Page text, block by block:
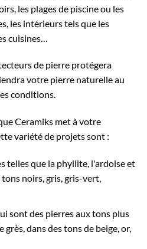
les plages de piscine ou les
les intérieurs tels que les
cuisines…
de pierre protégera
votre pierre naturelle au
conditions.
Ceramiks met à votre
variété de projets sont :
telles que la phyllite, l'ardoise et
noirs, gris, gris-vert,
sont des pierres aux tons plus
dans des tons de beige, or,